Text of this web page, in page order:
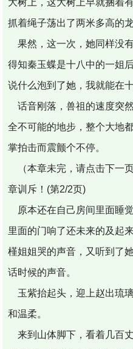
抓着绳子荡出了两米多高的龙
果然，这一次，她同样没
得知秦玉蝶是十八中的一姐
说什么泡到了她，我就能在
话音刚落，兽祖的速度突
全不可能的地步，整个大地
掌拍击而震颤个不停。
（本章未完，请点击下一
章训斥！(第2/2页)
原本还在自己房间里面睡
里面的门响了还未来的及起
槿姐姐哭的声音，又听到了
话时候的声音。
玉紫抬起头，迎上赵出琉
和温柔。
来到山体脚下，看着几百